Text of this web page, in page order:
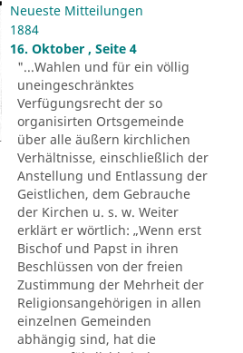
Neueste Mitteilungen
1884
16. Oktober , Seite 4
"...Wahlen und für ein völlig
uneingeschränktes
Verfügungsrecht der so
organisirten Ortsgemeinde
über alle äußern kirchlichen
Verhältnisse, einschließlich der
Anstellung und Entlassung der
Geistlichen, dem Gebrauche
der Kirchen u. s. w. Weiter
erklärt er wörtlich: „Wenn erst
Bischof und Papst in ihren
Beschlüssen von der freien
Zustimmung der Mehrheit der
Religionsangehörigen in allen
einzelnen Gemeinden
abhängig sind, hat die